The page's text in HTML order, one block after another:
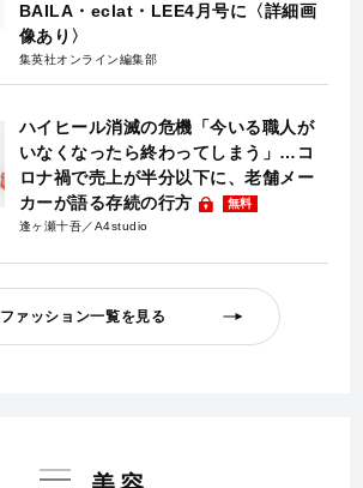
BAILA・eclat・LEE4月号に〈詳細画
像あり〉
集英社オンライン編集部
ハイヒール消滅の危機「今いる職人が
いなくなったら終わってしまう」…コ
ロナ禍で売上が半分以下に、老舗メー
カーが語る存続の行方
無料
逢ヶ瀬十吾／A4studio
ファッション一覧を見る